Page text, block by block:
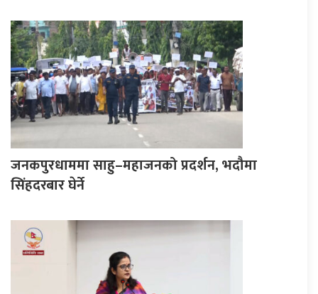
जनकपुरधाममा साहु–महाजनको प्रदर्शन, भदौमा
सिंहदरबार घेर्ने